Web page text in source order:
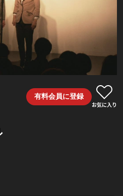
有料会員に登録
お気に入り